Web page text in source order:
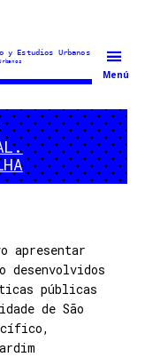
Menú
apresentar
desenvolvidos
públicas
de São